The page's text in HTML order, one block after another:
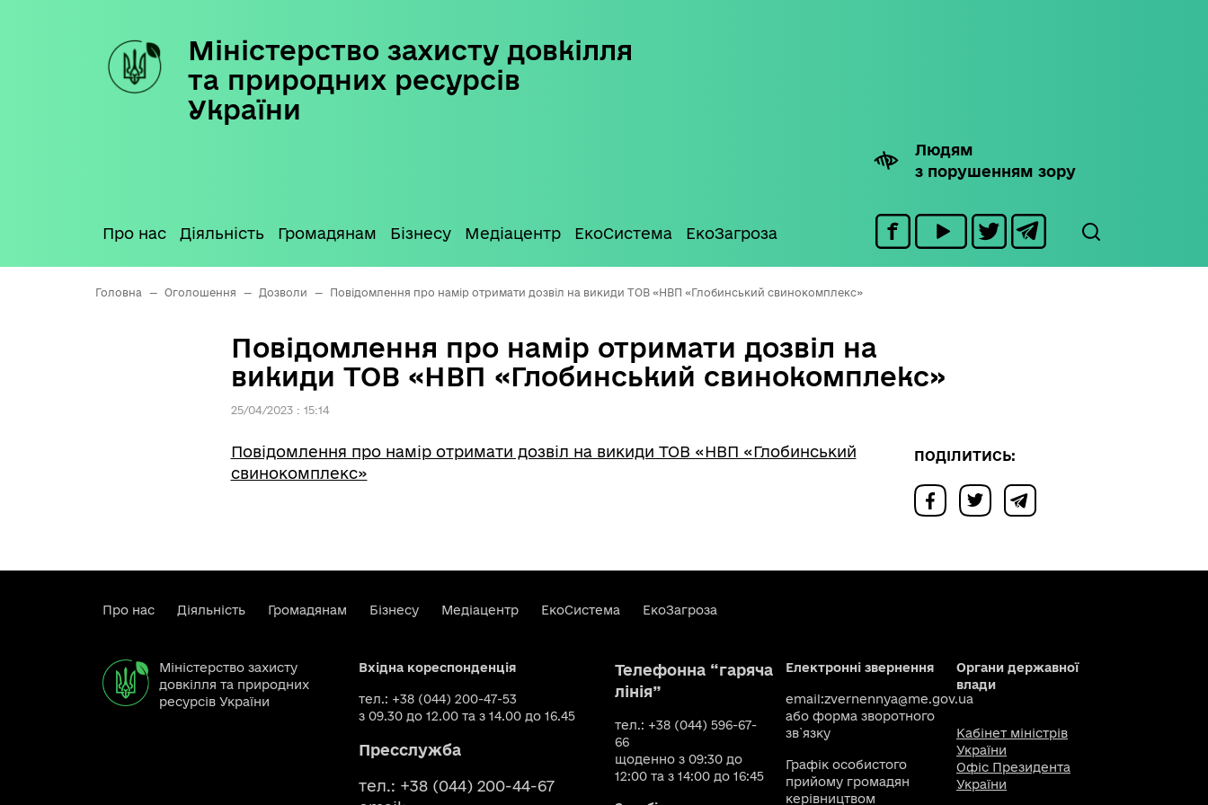
Міністерство захисту довкілля
та природних ресурсів
України
Людям
з порушенням зору
Про нас Діяльність Громадянам Бізнесу Медіацентр ЕкоСистема ЕкоЗагроза
Головна — Оголошення — Дозволи — Повідомлення про намір отримати дозвіл на викиди ТОВ «НВП «Глобинський свинокомплекс»
Повідомлення про намір отримати дозвіл на
викиди ТОВ «НВП «Глобинський свинокомплекс»
25/04/2023 : 15:14
Повідомлення про намір отримати дозвіл на викиди ТОВ «НВП «Глобинський
свинокомплекс»
ПОДІЛИТИСЬ:
Про нас Діяльність Громадянам Бізнесу Медіацентр ЕкоСистема ЕкоЗагроза
Міністерство захисту
довкілля та природних
ресурсів України
Вхідна кореспонденція
тел.: +38 (044) 200-47-53
з 09.30 до 12.00 та з 14.00 до 16.45
Пресслужба
тел.: +38 (044) 200-44-67
Телефонна “гаряча
лінія”
тел.: +38 (044) 596-67-
66
щоденно з 09:30 до
12:00 та з 14:00 до 16:45
Електронні звернення
email:zvernennya@me.gov.ua
або форма зворотного
зв`язку
Графік особистого
прийому громадян
керівництвом
Органи державної
влади
Кабінет міністрів
України
Офіс Президента
України